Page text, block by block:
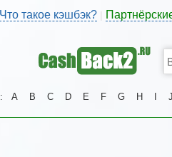
Что такое кэшбэк?
A B C D E F G H